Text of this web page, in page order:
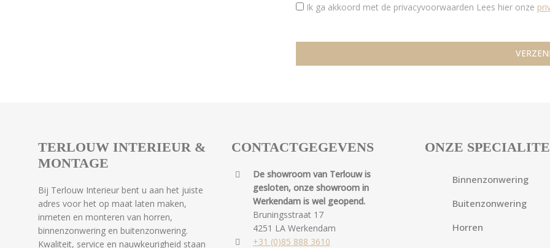
Ik ga akkoord met de privacyvoorwaarden Lees hier onze
TERLOUW INTERIEUR &
MONTAGE
Bij Terlouw Interieur bent u aan het juiste
adres voor het op maat laten maken,
inmeten en monteren van horren,
binnenzonwering en buitenzonwering.
Kwaliteit, service en nauwkeurigheid staan
CONTACTGEGEVENS
De showroom van Terlouw is
gesloten, onze showroom in
Werkendam is wel geopend.
Bruningsstraat 17
4251 LA Werkendam
+31 (0)85 888 3610
ONZE
Binnenzonwering
Buitenzonwering
Horren